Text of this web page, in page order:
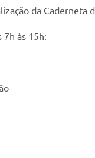
da Caderneta
7h às 15h: